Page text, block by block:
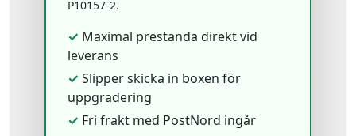
P10157-2.
✓ Maximal prestanda direkt vid
leverans
✓ Slipper skicka in boxen för
uppgradering
✓ Fri frakt med PostNord ingår